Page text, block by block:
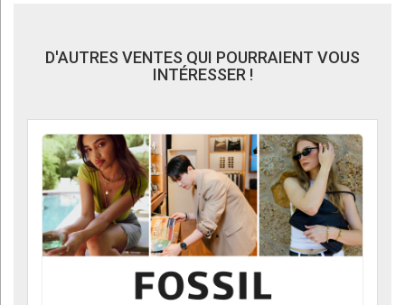
D'AUTRES VENTES QUI POURRAIENT VOUS
INTÉRESSER !